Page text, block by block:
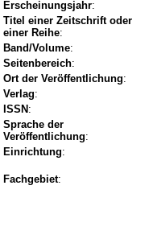
Erscheinungsjahr:
Titel einer Zeitschrift oder
einer Reihe:
Band/Volume:
Seitenbereich:
Ort der Veröffentlichung:
Verlag:
ISSN :
Sprache der
Veröffentlichung:
Einrichtung:
Fachgebiet: